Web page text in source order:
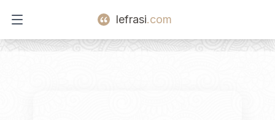
Open main menu
lefrasi.com